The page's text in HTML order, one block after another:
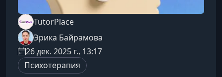
TutorPlace
Эрика Байрамова
26 дек. 2025 г., 13:17
Психотерапия